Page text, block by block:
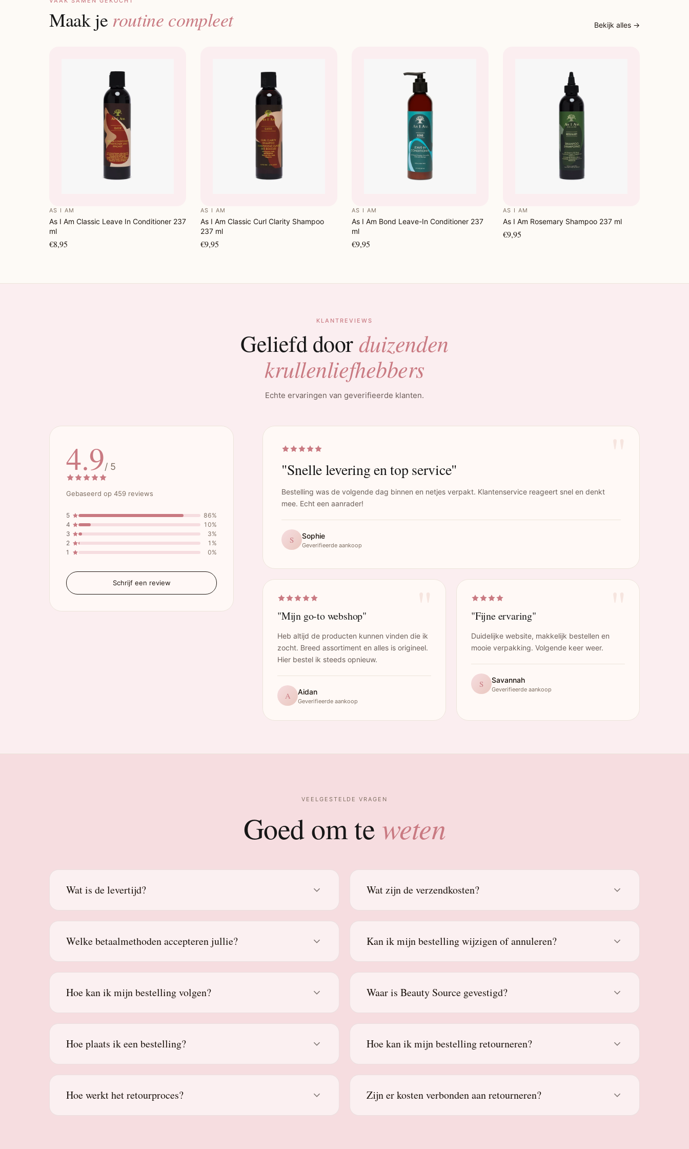
Maak je routine compleet Bekijk alles →
AS I AM
As I Am Classic Leave In Conditioner 237
ml
€8,95
AS I AM
As I Am Classic Curl Clarity Shampoo
237 ml
€9,95
AS I AM
As I Am Bond Leave-In Conditioner 237
ml
€9,95
AS I AM
As I Am Rosemary Shampoo 237 ml
€9,95
KLANTREVIEWS
Geliefd doorduizenden
krullenliefhebbers
Echte ervaringen van geverifieerde klanten.
4.9/ 5
Gebaseerd op 459 reviews
5
86%
4
10%
3
3%
2
1%
1
0%
Schrijf een review
"Snelle levering en top service"
Bestelling was de volgende dag binnen en netjes verpakt. Klantenservice reageert snel en denkt
mee. Echt een aanrader!
S Sophie
Geverifieerde aankoop
"Mijn go-to webshop"
Heb altijd de producten kunnen vinden die ik
zocht. Breed assortiment en alles is origineel.
Hier bestel ik steeds opnieuw.
A Aidan
Geverifieerde aankoop
"Fijne ervaring"
Duidelijke website, makkelijk bestellen en
mooie verpakking. Volgende keer weer.
S Savannah
Geverifieerde aankoop
VEELGESTELDE VRAGEN
Goed om te weten
Wat is de levertijd? Wat zijn de verzendkosten?
Welke betaalmethoden accepteren jullie? Kan ik mijn bestelling wijzigen of annuleren?
Hoe kan ik mijn bestelling volgen? Waar is Beauty Source gevestigd?
Hoe plaats ik een bestelling? Hoe kan ik mijn bestelling retourneren?
Hoe werkt het retourproces? Zijn er kosten verbonden aan retourneren?